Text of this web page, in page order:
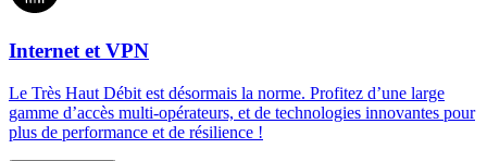
Internet et VPN
Le Très Haut Débit est désormais la norme. Profitez d’une large
gamme d’accès multi-opérateurs, et de technologies innovantes pour
plus de performance et de résilience !